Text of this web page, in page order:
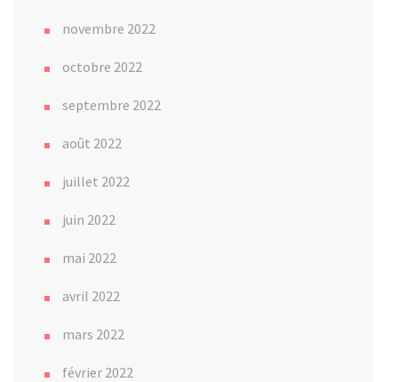
novembre 2022
octobre 2022
septembre 2022
août 2022
juillet 2022
juin 2022
mai 2022
avril 2022
mars 2022
février 2022